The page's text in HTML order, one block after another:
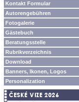
Kontakt Formular
Autorengebühren
Fotogalerie
Gästebuch
Beratungsstelle
Rubrikverzeichnis
Download
Banners, Ikonen, Logos
Personalization